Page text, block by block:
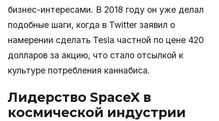
бизнес-интересами. В 2018 году он уже делал
подобные шаги, когда в Twitter заявил о
намерении сделать Tesla частной по цене 420
долларов за акцию, что стало отсылкой к
культуре потребления каннабиса.
Лидерство SpaceX в
космической индустрии